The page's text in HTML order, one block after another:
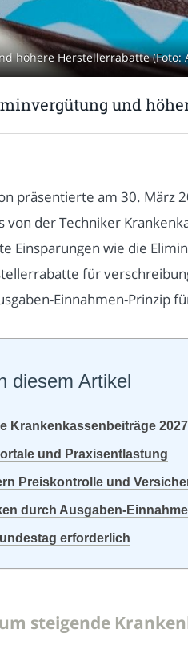
Herstellerrabatte (Foto:
und
präsentierte am 30. März
von der Techniker
Einsparungen wie die
für
Einnahmen-Prinzip
diesem Artikel
Krankenkassenbeiträge
und Praxisentlastung
Preiskontrolle und
durch Ausgaben-
erforderlich
steigende